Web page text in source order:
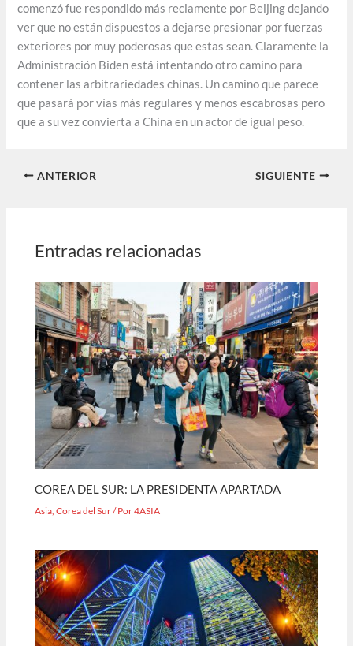
comenzó fue respondido más reciamente por Beijing dejando
ver que no están dispuestos a dejarse presionar por fuerzas
exteriores por muy poderosas que estas sean. Claramente la
Administración Biden está intentando otro camino para
contener las arbitrariedades chinas. Un camino que parece
que pasará por vías más regulares y menos escabrosas pero
que a su vez convierta a China en un actor de igual peso.
ANTERIOR SIGUIENTE
Entradas relacionadas
COREA DEL SUR: LA PRESIDENTA APARTADA
Asia,Corea del Sur/ Por4ASIA